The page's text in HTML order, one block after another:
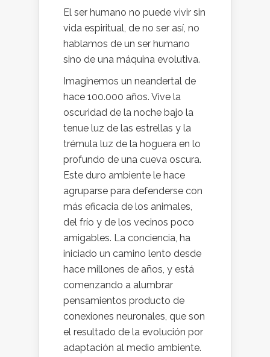
El ser humano no puede vivir sin
vida espiritual, de no ser así, no
hablamos de un ser humano
sino de una máquina evolutiva.
Imaginemos un neandertal de
hace 100.000 años. Vive la
oscuridad de la noche bajo la
tenue luz de las estrellas y la
trémula luz de la hoguera en lo
profundo de una cueva oscura.
Este duro ambiente le hace
agruparse para defenderse con
más eficacia de los animales,
del frío y de los vecinos poco
amigables. La conciencia, ha
iniciado un camino lento desde
hace millones de años, y está
comenzando a alumbrar
pensamientos producto de
conexiones neuronales, que son
el resultado de la evolución por
adaptación al medio ambiente.